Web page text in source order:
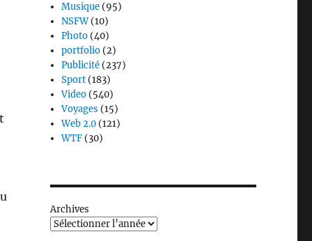
Musique (95)
NSFW(10)
Photo (40)
portfolio (2)
Publicité (237)
Sport (183)
Video (540)
Voyages (15)
Web 2.0 (121)
WTF (30)
Archives